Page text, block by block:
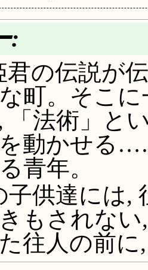
:
君の伝説が
町。そこ
「法術」と
動かせる
青年。
子供達には,
もされな
往人の前